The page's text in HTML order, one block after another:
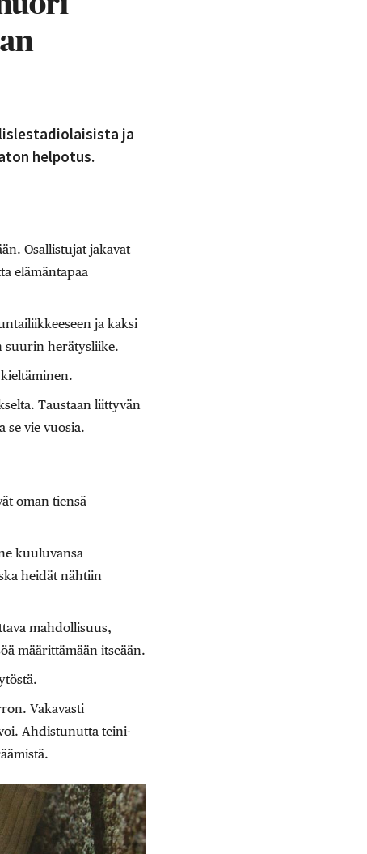
ja
helpotus.
Osallistujat jakavat
elämäntapaa
ja kaksi
suurin herätysliike.
Taustaan liittyvän
vie vuosia.
oman tiensä
kuuluvansa
heidät nähtiin
mahdollisuus,
määrittämään itseään.
Vakavasti
Ahdistunutta teini-